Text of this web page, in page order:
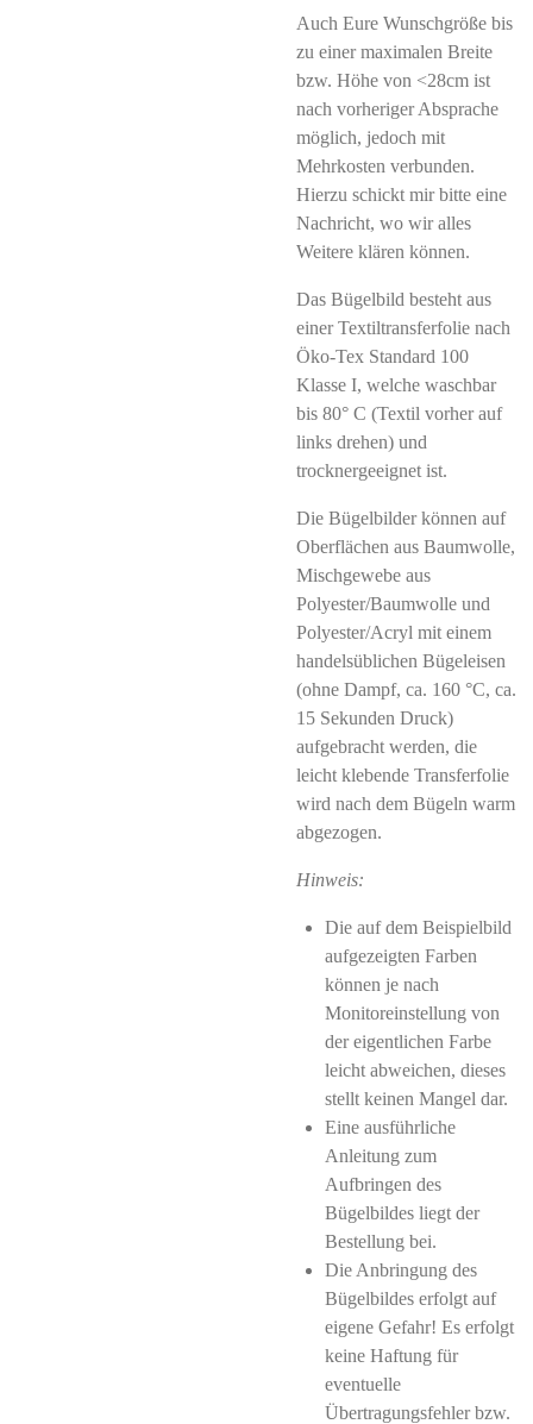
Auch Eure Wunschgröße bis
zu einer maximalen Breite
bzw. Höhe von <28cm ist
nach vorheriger Absprache
möglich, jedoch mit
Mehrkosten verbunden.
Hierzu schickt mir bitte eine
Nachricht, wo wir alles
Weitere klären können.
Das Bügelbild besteht aus
einer Textiltransferfolie nach
Öko-Tex Standard 100
Klasse I, welche waschbar
bis 80° C (Textil vorher auf
links drehen) und
trocknergeeignet ist.
Die Bügelbilder können auf
Oberflächen aus Baumwolle,
Mischgewebe aus
Polyester/Baumwolle und
Polyester/Acryl mit einem
handelsüblichen Bügeleisen
(ohne Dampf, ca. 160 °C, ca.
15 Sekunden Druck)
aufgebracht werden, die
leicht klebende Transferfolie
wird nach dem Bügeln warm
abgezogen.
Hinweis:
Die auf dem Beispielbild
aufgezeigten Farben
können je nach
Monitoreinstellung von
der eigentlichen Farbe
leicht abweichen, dieses
stellt keinen Mangel dar.
Eine ausführliche
Anleitung zum
Aufbringen des
Bügelbildes liegt der
Bestellung bei.
Die Anbringung des
Bügelbildes erfolgt auf
eigene Gefahr! Es erfolgt
keine Haftung für
eventuelle
Übertragungsfehler bzw.